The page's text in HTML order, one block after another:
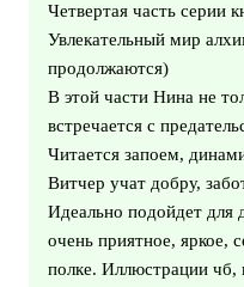
Четвертая часть серии
Увлекательный мир
продолжаются)
В этой части Нина не
встречается с
Читается запоем,
Витчер учат добру,
Идеально подойдет для
очень приятное, яркое,
полке. Иллюстрации чб,